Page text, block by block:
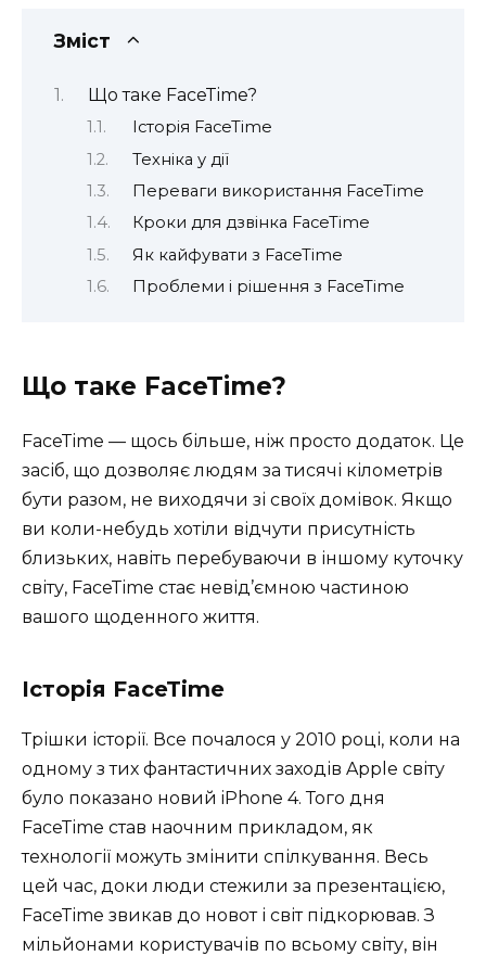
Зміст
Що таке FaceTime?
Історія FaceTime
Техніка у дії
Переваги використання FaceTime
Кроки для дзвінка FaceTime
Як кайфувати з FaceTime
Проблеми і рішення з FaceTime
Що таке FaceTime?
FaceTime — щось більше, ніж просто додаток. Це
засіб, що дозволяє людям за тисячі кілометрів
бути разом, не виходячи зі своїх домівок. Якщо
ви коли-небудь хотіли відчути присутність
близьких, навіть перебуваючи в іншому куточку
світу, FaceTime стає невід’ємною частиною
вашого щоденного життя.
Історія FaceTime
Трішки історії. Все почалося у 2010 році, коли на
одному з тих фантастичних заходів Apple світу
було показано новий iPhone 4. Того дня
FaceTime став наочним прикладом, як
технології можуть змінити спілкування. Весь
цей час, доки люди стежили за презентацією,
FaceTime звикав до новот і світ підкорював. З
мільйонами користувачів по всьому світу, він